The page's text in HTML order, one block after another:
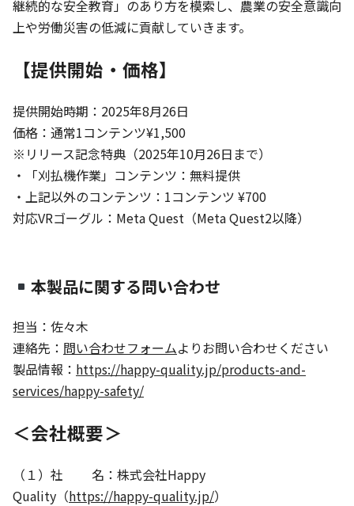
継続的な安全教育」のあり方を模索し、農業の安全意識向
上や労働災害の低減に貢献していきます。
【​​提供開始・価格】
提供開始時期：2025年8月26日
価格：通常1コンテンツ¥1,500
※リリース記念特典（2025年10月26日まで）
・「刈払機作業」コンテンツ：無料提供
・上記以外のコンテンツ：1コンテンツ ¥700
対応VRゴーグル：Meta Quest（Meta Quest2以降）
本製品に関する問い合わせ
担当：佐々木
連絡先： 問い合わせフォームよりお問い合わせください
製品情報： https://happy-quality.jp/products-and-
services/happy-safety/
＜会社概要＞
（１）社 名：株式会社Happy
Quality（https://happy-quality.jp/）